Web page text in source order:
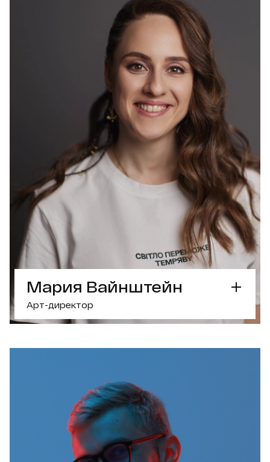
Мария Вайнштейн
Арт-директор
Арт-директор с фокусом на
ЧТО ИНТЕРЕСНОГО
- Получила грант от Adobe Creative Residency
Community Fund
- Победительница международного конкурса
- Работы публиковались в Slanted и Adweek